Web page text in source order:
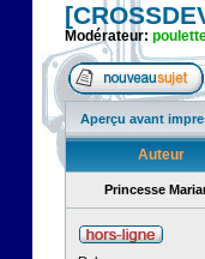
Modérateur:
Aperçu avant
Auteur
Princesse